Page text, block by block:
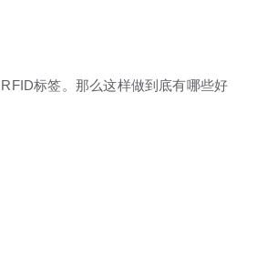
标签。那么这样做到底有哪些好